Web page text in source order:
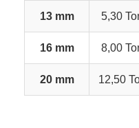
13 mm 5,30
16 mm 8,00
20 mm 12,50